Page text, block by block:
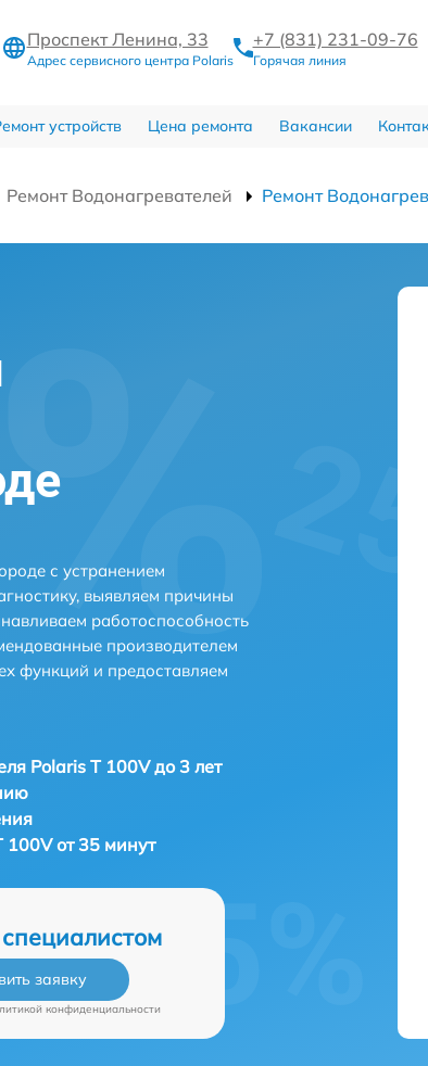
Проспект Ленина, 33
Адрес сервисного центра Polaris
+7 (831) 231-09-76
Горячая линия
устройств Цена ремонта Вакансии
Ремонт Водонагревателей Ремонт
с устранением
выявляем причины
работоспособность
производителем
функций и предоставляем
Polaris T 100V до 3 лет
100V от 35 минут
заявку
конфиденциальности